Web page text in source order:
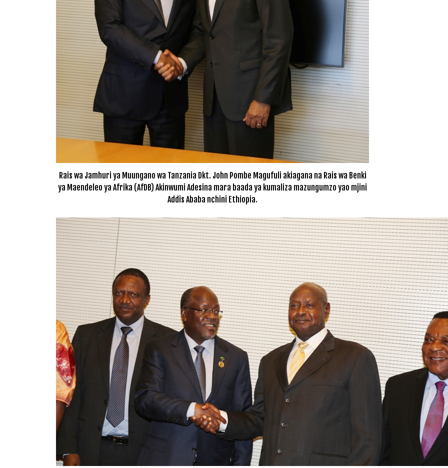
Rais wa Jamhuri ya Muungano wa Tanzania Dkt. John Pombe Magufuli akiagana na Rais wa Benki
ya Maendeleo ya Afrika (AfDB) Akinwumi Adesina mara baada ya kumaliza mazungumzo yao mjini
Addis Ababa nchini Ethiopia.